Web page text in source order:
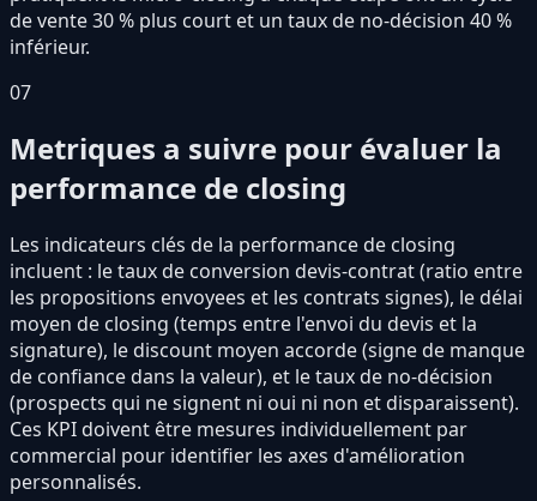
de vente 30 % plus court et un taux de no-décision 40 %
inférieur.
07
Metriques a suivre pour évaluer la
performance de closing
Les indicateurs clés de la performance de closing
incluent : le taux de conversion devis-contrat (ratio entre
les propositions envoyees et les contrats signes), le délai
moyen de closing (temps entre l'envoi du devis et la
signature), le discount moyen accorde (signe de manque
de confiance dans la valeur), et le taux de no-décision
(prospects qui ne signent ni oui ni non et disparaissent).
Ces KPI doivent être mesures individuellement par
commercial pour identifier les axes d'amélioration
personnalisés.